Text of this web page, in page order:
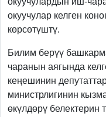
окуучулар келген
көрсөтүштү.
Билим берүү
чаранын аягында
кеңешинин
министрлигинин
өкүлдөрү